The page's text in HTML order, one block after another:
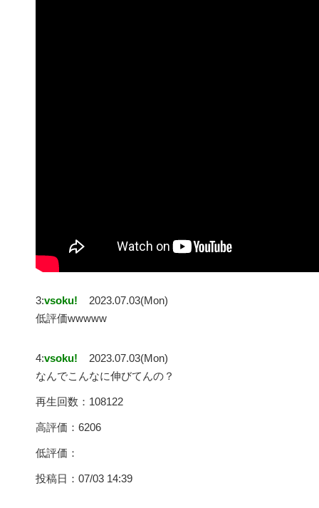
3:vsoku!
2023.07.03(Mon)
低評価wwwww
4:vsoku!
2023.07.03(Mon)
なんでこんなに伸びてんの？
再生回数：108122
高評価：6206
低評価：
投稿日：07/03 14:39